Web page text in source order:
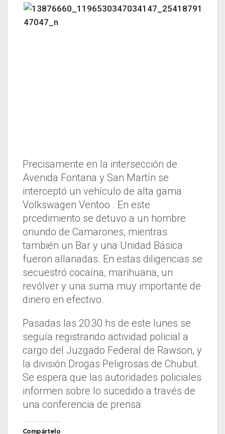
Precisamente en la intersección de
Avenida Fontana y San Martín se
interceptó un vehículo de alta gama
Volkswagen Ventoo . En este
prcedimiento se detuvo a un hombre
oriundo de Camarones, mientras
también un Bar y una Unidad Básica
fueron allanadas. En estas diligencias se
secuestró cocaína, marihuana, un
revólver y una suma muy importante de
dinero en efectivo.
Pasadas las 20:30 hs de este lunes se
seguía registrando actividad policial a
cargo del Juzgado Federal de Rawson, y
la división Drogas Peligrosas de Chubut.
Se espera que las autoridades policiales
informen sobre lo sucedido a través de
una conferencia de prensa
Compártelo